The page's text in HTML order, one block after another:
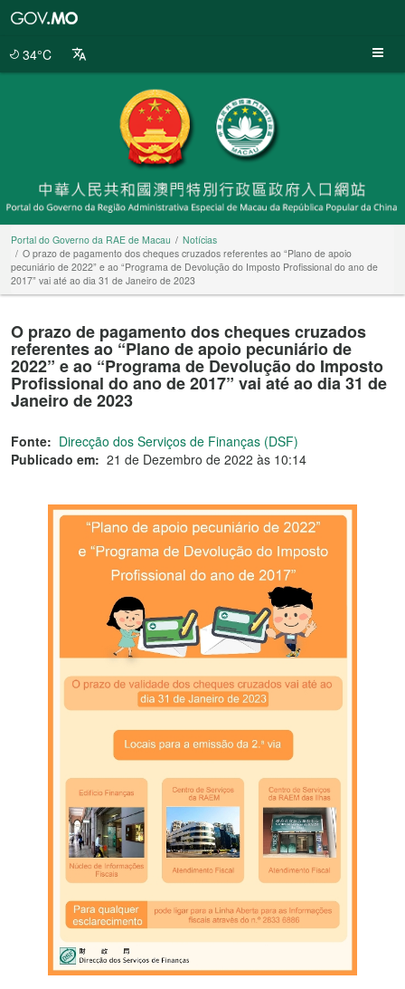
34°C
Portal do Governo da RAE de Macau
Notícias
O prazo de pagamento dos cheques cruzados referentes ao “Plano de apoio
pecuniário de 2022” e ao “Programa de Devolução do Imposto Profissional do ano de
2017” vai até ao dia 31 de Janeiro de 2023
O prazo de pagamento dos cheques cruzados
referentes ao “Plano de apoio pecuniário de
2022” e ao “Programa de Devolução do Imposto
Profissional do ano de 2017” vai até ao dia 31 de
Janeiro de 2023
Fonte: Direcção dos Serviços de Finanças (DSF)
Publicado em: 21 de Dezembro de 2022 às 10:14